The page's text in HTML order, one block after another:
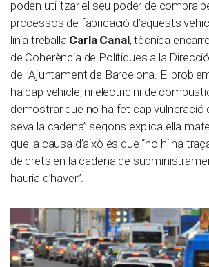
poden utilitzar el seu poder de compra
processos de fabricació d’aquests
línia treballa Carla Canal, tècnica
de Coherència de Polítiques a la
de l’Ajuntament de Barcelona. El
ha cap vehicle, ni elèctric ni de
demostrar que no ha fet cap vulneració
seva la cadena” segons explica ella
que la causa d’això és que “no hi ha
de drets en la cadena de
hauria d’haver”.